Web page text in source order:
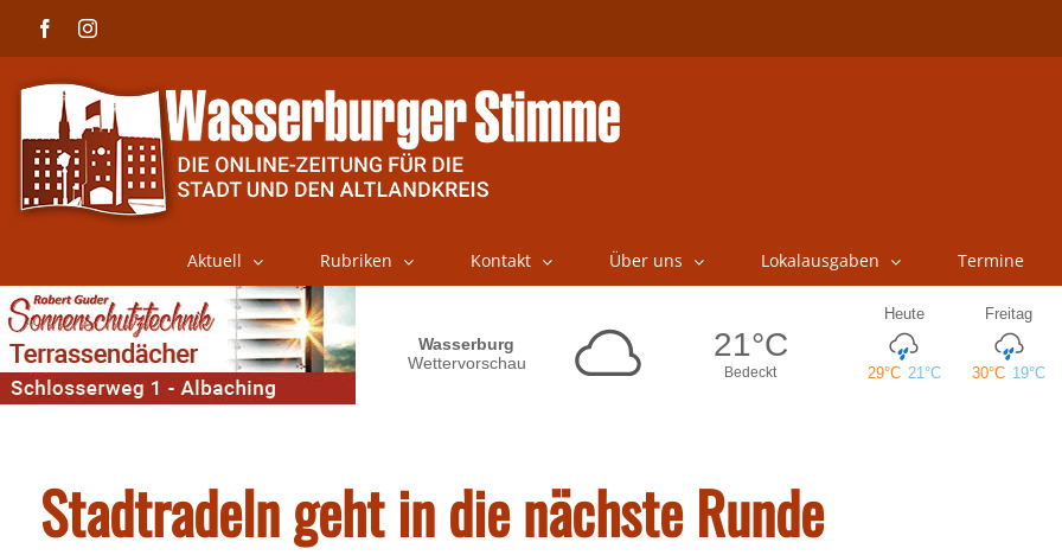
FacebookInstagram
Aktuell Rubriken Kontakt Über uns Lokalausgaben Termine
Stadtradeln geht in die nächste Runde